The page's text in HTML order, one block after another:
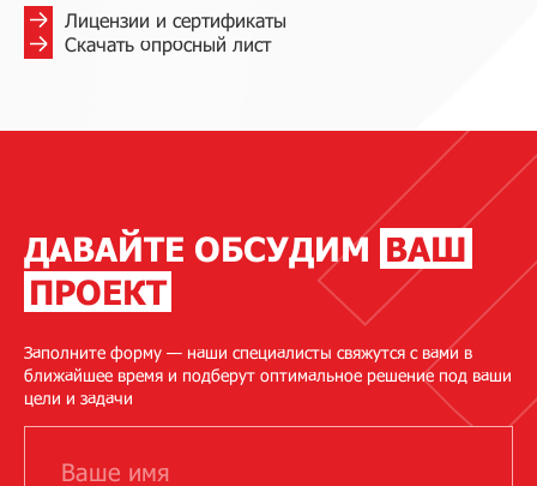
Лицензии и сертификаты
Скачать опросный лист
ДАВАЙТЕ ОБСУДИМ ВАШ
ПРОЕКТ
Заполните форму — наши специалисты свяжутся с вами в
ближайшее время и подберут оптимальное решение под ваши
цели и задачи